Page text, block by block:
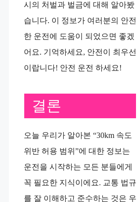
시의 처벌과 벌금에 대해 알아봤
습니다. 이 정보가 여러분의 안전
한 운전에 도움이 되었으면 좋겠
어요. 기억하세요, 안전이 최우선
이랍니다! 안전 운전 하세요!
결론
오늘 우리가 알아본 “30km 속도
위반 허용 범위”에 대한 정보는
운전을 시작하는 모든 분들에게
꼭 필요한 지식이에요. 교통 법규
를 잘 이해하고 준수하는 것은 우